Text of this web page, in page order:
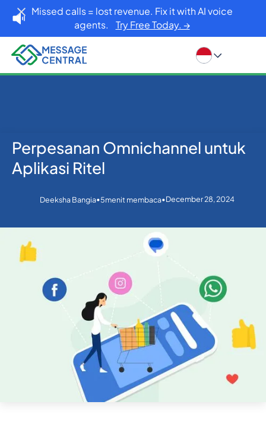
Missed calls = lost revenue. Fix it with AI voice
agents. Try Free Today. →
Rumah Blog
Lainnya
Perpesanan Omnichannel untuk Aplikasi Ritel
Perpesanan Omnichannel untuk
Aplikasi Ritel
Deeksha Bangia•5menit membaca•December 28, 2024